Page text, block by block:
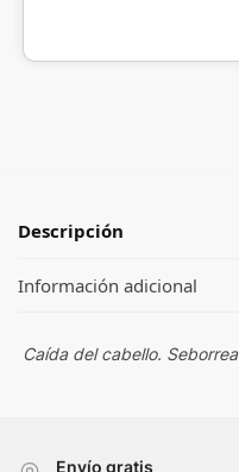
Descripción
Información adicional
Caída del cabello. Seborrea
Envío gratis